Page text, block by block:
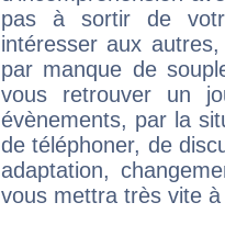
pas à sortir de
intéresser aux
par manque de
vous retrouver un
évènements, par la
de téléphoner, de
adaptation,
vous mettra très vite